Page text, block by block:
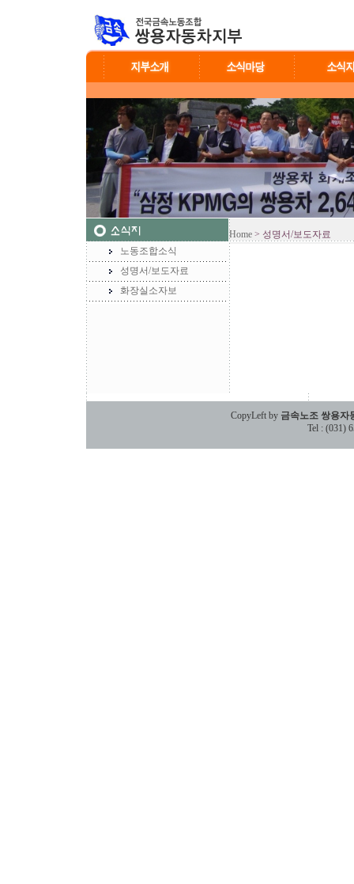
노동조합소식
성명서/보도자료
화장실소자보
Home > 성명서/보도자료
CopyLeft by 금속노조 쌍용자
Tel : (031)